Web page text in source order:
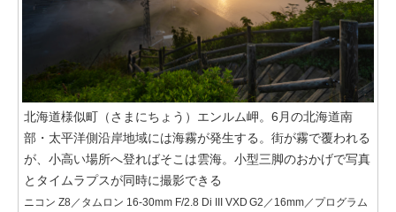
北海道様似町（さまにちょう）エンルム岬。6月の北海道南
部・太平洋側沿岸地域には海霧が発生する。街が霧で覆われる
が、小高い場所へ登ればそこは雲海。小型三脚のおかげで写真
とタイムラプスが同時に撮影できる
ニコン Z8／タムロン 16-30mm F/2.8 Di III VXD G2／16mm／プログラム